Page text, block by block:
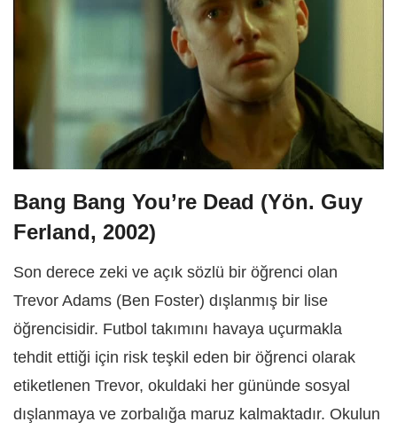
Bang Bang You’re Dead (Yön. Guy
Ferland, 2002)
Son derece zeki ve açık sözlü bir öğrenci olan
Trevor Adams (Ben Foster) dışlanmış bir lise
öğrencisidir. Futbol takımını havaya uçurmakla
tehdit ettiği için risk teşkil eden bir öğrenci olarak
etiketlenen Trevor, okuldaki her gününde sosyal
dışlanmaya ve zorbalığa maruz kalmaktadır. Okulun